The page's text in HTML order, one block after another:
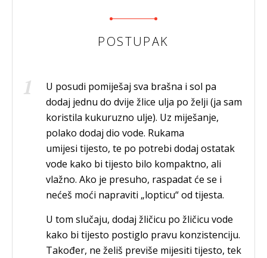
POSTUPAK
U posudi pomiješaj sva brašna i sol pa
dodaj jednu do dvije žlice ulja po želji (ja sam
koristila kukuruzno ulje). Uz miješanje,
polako dodaj dio vode. Rukama
umijesi tijesto, te po potrebi dodaj ostatak
vode kako bi tijesto bilo kompaktno, ali
vlažno. Ako je presuho, raspadat će se i
nećeš moći napraviti „lopticu“ od tijesta.
U tom slučaju, dodaj žličicu po žličicu vode
kako bi tijesto postiglo pravu konzistenciju.
Također, ne želiš previše mijesiti tijesto, tek